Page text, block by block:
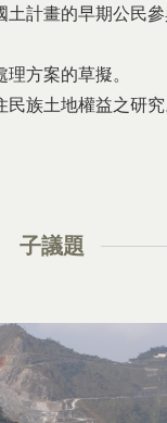
計畫的早期公民參
方案的草擬。
族土地權益之研究
子議題